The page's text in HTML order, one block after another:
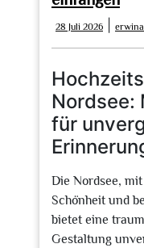
28 Juli 2026
Juli
2026
Nordsee:
für
Die Nordsee,
Schönheit und
bietet eine
Gestaltung